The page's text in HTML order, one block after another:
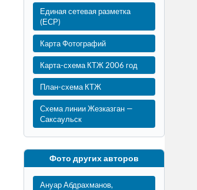
Единая сетевая разметка
(ЕСР)
Карта Фотографий
Карта-схема КТЖ 2006 год
План-схема КТЖ
Схема линии Жезказган —
Саксаульск
Фото других авторов
Ануар Абдрахманов,